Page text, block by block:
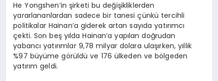
He Yongshen’in şirketi bu değişikliklerden
yararlananlardan sadece bir tanesi çünkü tercihli
politikalar Hainan’a giderek artan sayıda yatırımcı
çekti. Son beş yılda Hainan’a yapılan doğrudan
yabancı yatırımlar 9,78 milyar dolara ulaşırken, yıllık
%97 büyüme görüldü ve 176 ülkeden ve bölgeden
yatırım geldi.